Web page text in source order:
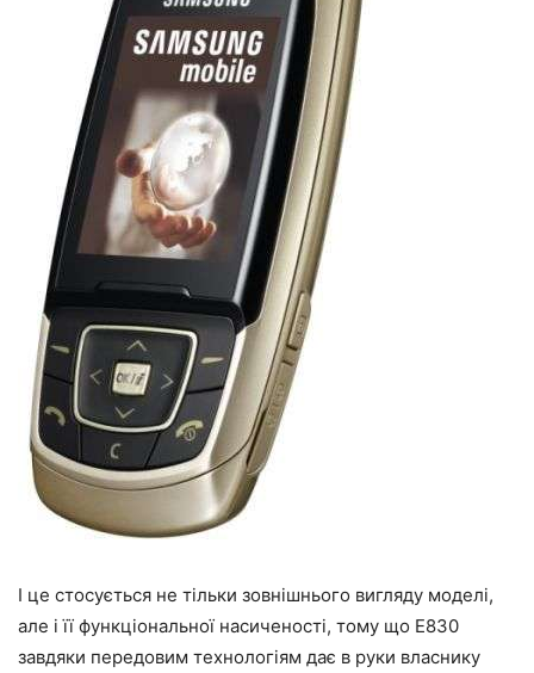
І це стосується не тільки зовнішнього вигляду моделі,
але і її функціональної насиченості, тому що Е830
завдяки передовим технологіям дає в руки власнику